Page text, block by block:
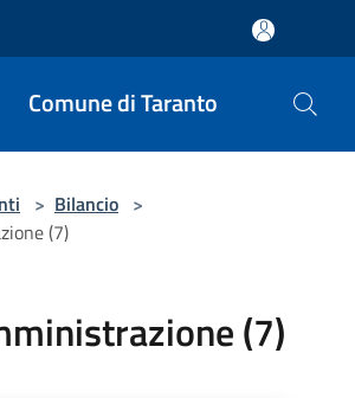
Comune di Taranto
> Bilancio >
(7)
(7)